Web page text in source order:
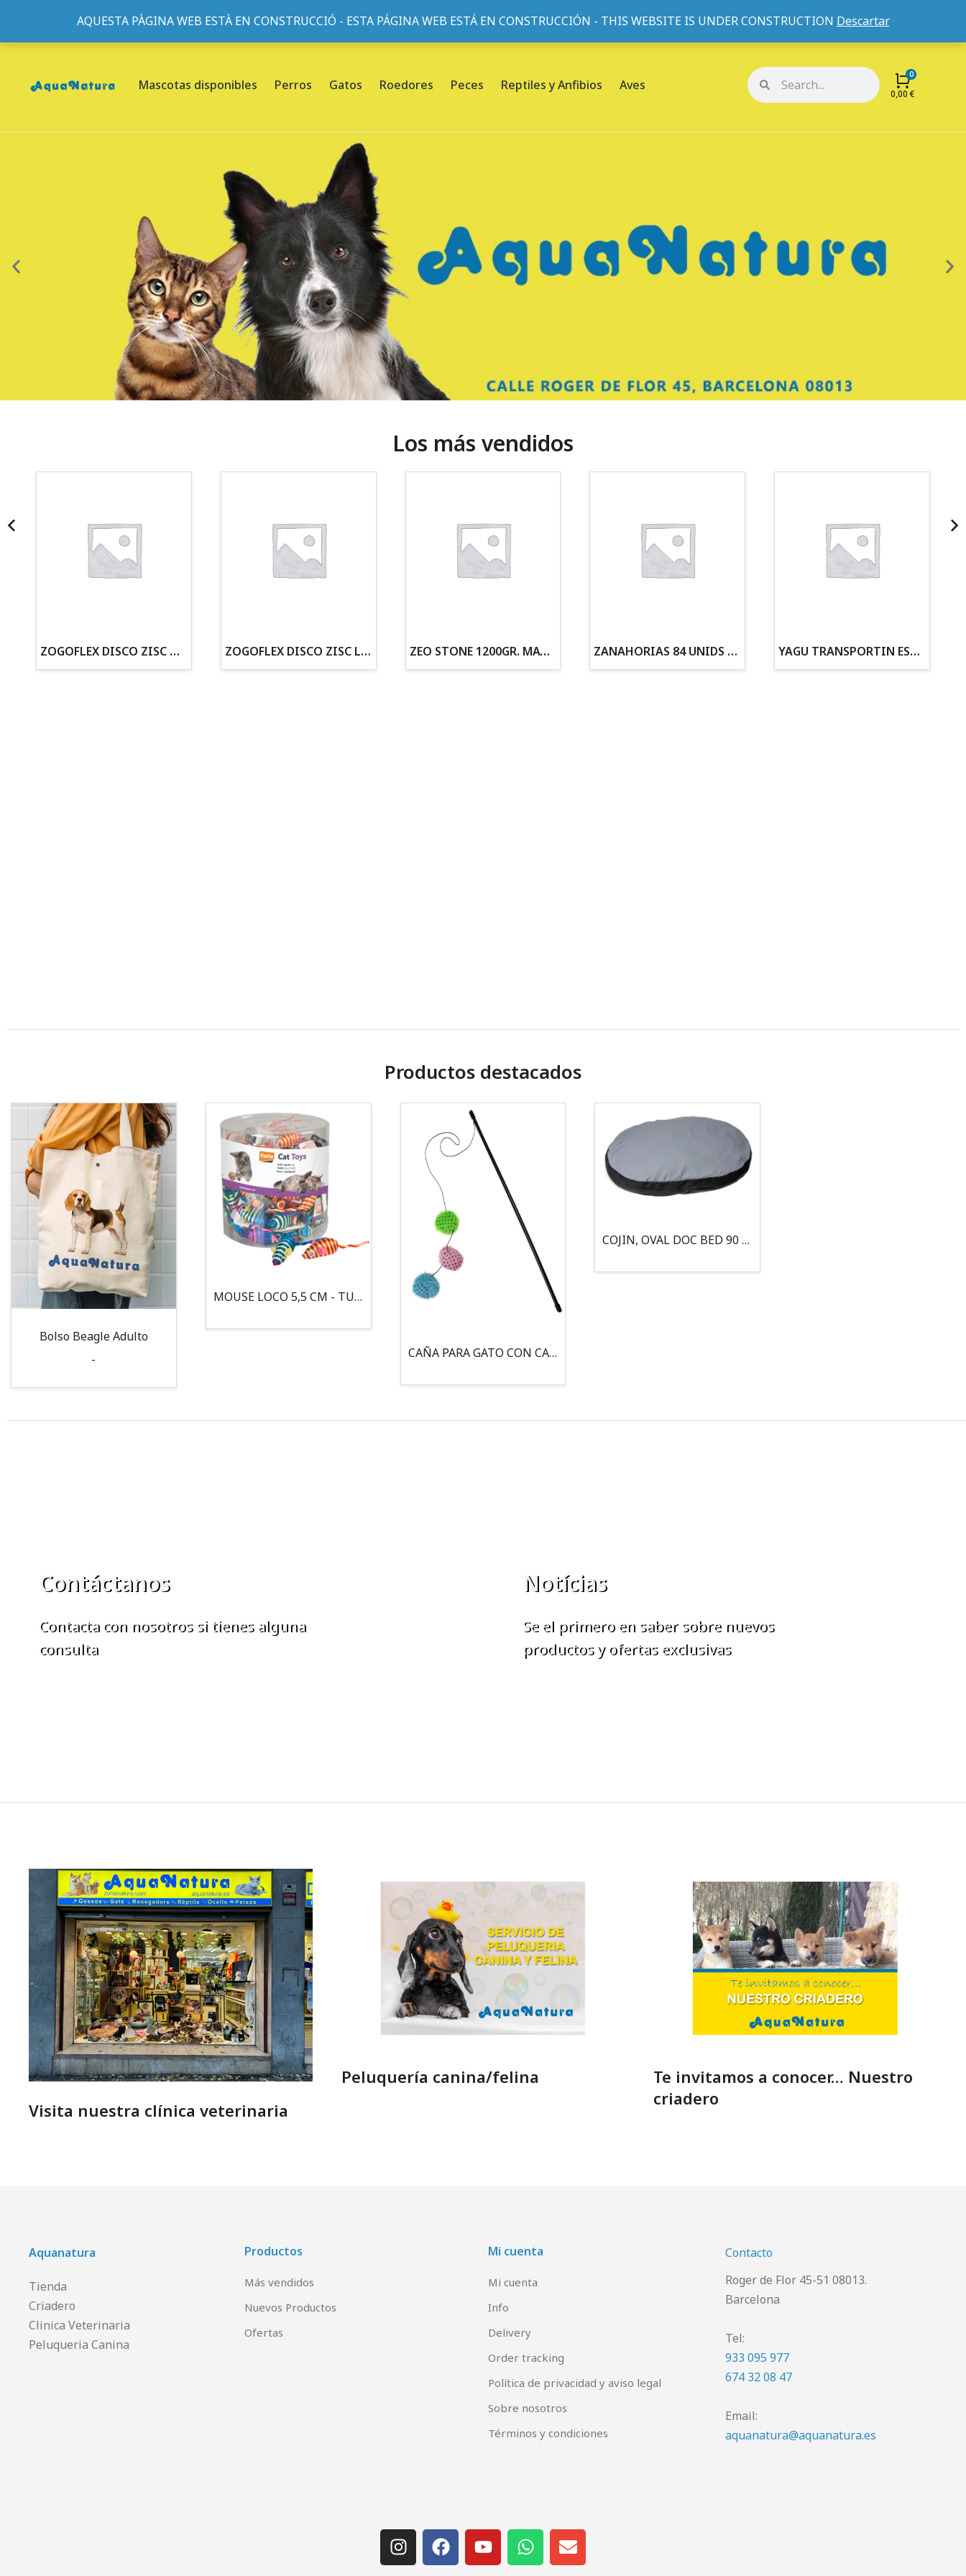
AQUESTA PÀGINA WEB ESTÀ EN CONSTRUCCIÓ - ESTA PÁGINA WEB ESTÁ EN CONSTRUCCIÓN - THIS WEBSITE IS UNDER CONSTRUCTION Descartar
933095977-933152057-933103463- C/ de Roger de Flor, 45, L'Eixample, 08013 Barcelona |Sobre nosotros Mi cuenta Mis pedidos
Mascotas disponibles Perros Gatos Roedores Peces Reptiles y Anfibios Aves
0,00€
¡Somos Aquanatura!
· Cachorros supervisados por equipo veterinario
· Asesoramiento profesional personalizado
Los más vendidos
ZOGOFLEX DISCO ZISC MINI (16CM) FLUORESCENTE ZOGOFLEX DISCO ZISC L (21.6CM) FLUORESCENTE ZEO STONE 1200GR. MATERIAL FILTRANTE ZANAHORIAS 84 UNIDS EN DISPLAY YAGU TRANSPORTIN ESPUMA CAMUFLAJE Nº1 36x30x28
Productos destacados
Bolso Beagle Adulto
-
MOUSE LOCO 5,5 CM - TUBO
CAÑA PARA GATO CON CASCABEL, 3 PELOTAS CON CATNIP
COJIN, OVAL DOC BED 90 X 66 X 10CM GRIS/NEGRO, 95°
Contáctanos
Contacta con nosotros si tienes alguna
consulta
Notícias
Se el primero en saber sobre nuevos
productos y ofertas exclusivas
Visita nuestra clínica veterinaria
Peluquería canina/felina
Te invitamos a conocer… Nuestro
criadero
Aquanatura
Tienda
Criadero
Clinica Veterinaria
Peluqueria Canina
Productos
Más vendidos
Nuevos Productos
Ofertas
Mi cuenta
Mi cuenta
Info
Delivery
Order tracking
Política de privacidad y aviso legal
Sobre nosotros
Términos y condiciones
Contacto
Roger de Flor 45-51 08013.
Barcelona
Tel:
933 095 977
674 32 08 47
Email:
aquanatura@aquanatura.es